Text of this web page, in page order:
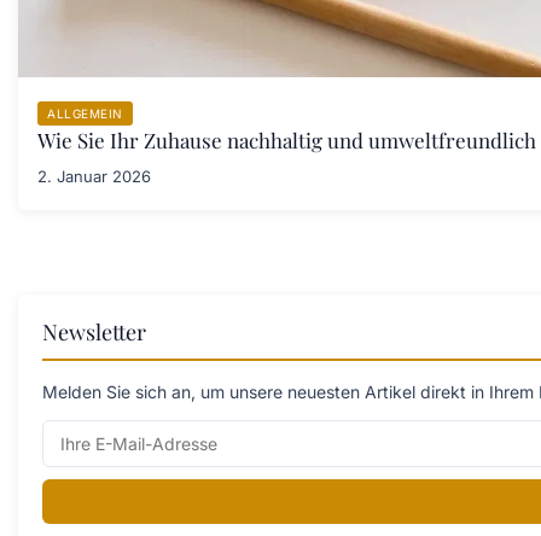
ALLGEMEIN
Wie Sie Ihr Zuhause nachhaltig und umweltfreundlich
2. Januar 2026
Newsletter
Melden Sie sich an, um unsere neuesten Artikel direkt in